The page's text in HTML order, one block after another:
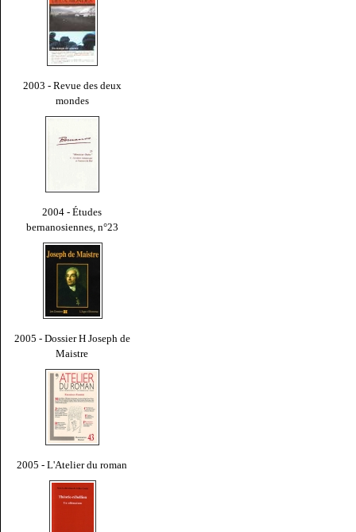
2003 - Revue des deux
mondes
2004 - Études
bernanosiennes, n°23
2005 - Dossier H Joseph de
Maistre
2005 - L'Atelier du roman